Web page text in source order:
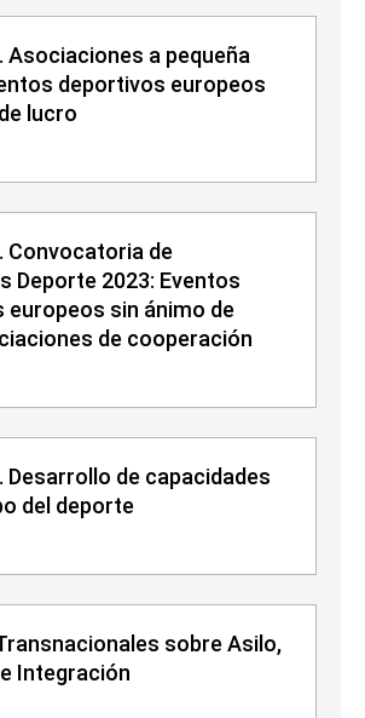
Asociaciones a pequeña
deportivos europeos
lucro
Convocatoria de
Deporte 2023: Eventos
europeos sin ánimo de
de cooperación
Desarrollo de capacidades
del deporte
sobre Asilo,
Integración